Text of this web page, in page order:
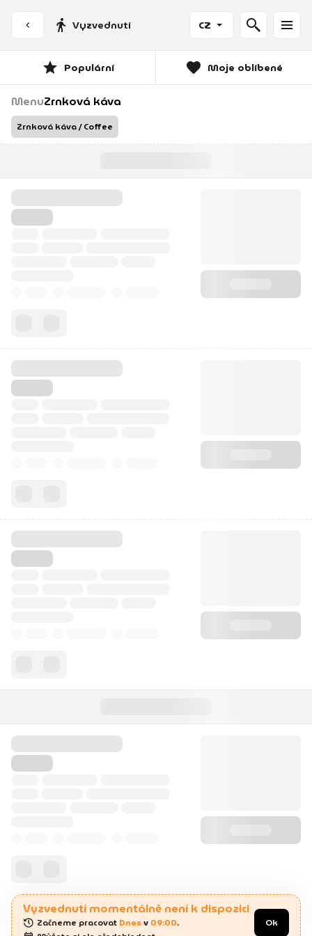
Vyzvednutí CZ
Populární Moje oblíbené
MenuZrnková káva
Zrnková káva / Coffee
Vyzvednutí momentálně není k dispozici
Začneme pracovat Dnes v 09:00.
Ok